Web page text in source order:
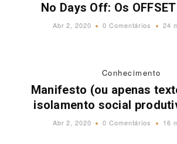
No Days Off: Os
Abr 2, 2020 0 Comentários 24
Conhecimento
Manifesto (ou apenas
isolamento social
Abr 2, 2020 0 Comentários 16